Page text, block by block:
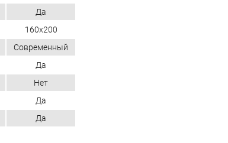
Да
160x200
Современный
Да
Нет
Да
Да